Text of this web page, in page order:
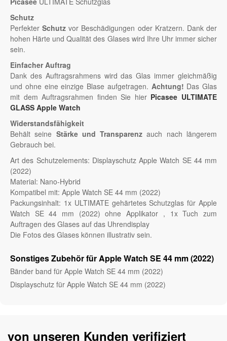
Schutz
PerfekterSchutz vor Beschädigungen oder Kratzern. Dank der
hohen Härte und Qualität des Glases wird Ihre Uhr immer sicher
sein.
Einfacher Auftrag
Dank des Auftragsrahmens wird das Glas immer gleichmäßig
und ohne eine einzige Blase aufgetragen. Achtung! Das Glas
mit dem Auftragsrahmen finden Sie hier Picasee ULTIMATE
GLASS Apple Watch
Widerstandsfähigkeit
Behält seine Stärke und Transparenz auch nach längerem
Gebrauch bei.
Art des Schutzelements: Displayschutz Apple Watch SE 44 mm
(2022)
Material: Nano-Hybrid
Kompatibel mit: Apple Watch SE 44 mm (2022)
Packungsinhalt: 1x ULTIMATE gehärtetes Schutzglas für Apple
Watch SE 44 mm (2022) ohne Applikator , 1x Tuch zum
Auftragen des Glases auf das Uhrendisplay
Die Fotos des Glases können illustrativ sein.
Sonstiges Zubehör für Apple Watch SE 44 mm (2022)
Bänder band für Apple Watch SE 44 mm (2022)
Displayschutz für Apple Watch SE 44 mm (2022)
von unseren Kunden verifiziert